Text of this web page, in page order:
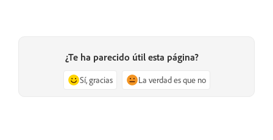
¿Te ha parecido útil esta página?
Sí, gracias La verdad es que no